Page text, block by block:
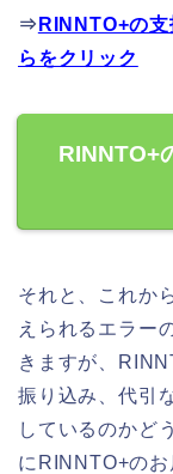
⇒ RINNTO+の
らをクリック
RINNTO+
それと、これか
えられるエラー
きますが、
振り込み、代引
しているのかど
にRINNTO+の